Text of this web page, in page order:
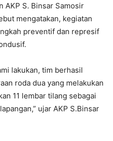
AKP S. Binsar Samosir
mengatakan, kegiatan
preventif dan represif
lakukan, tim berhasil
roda dua yang melakukan
11 lembar tilang sebagai
ujar AKP S.Binsar